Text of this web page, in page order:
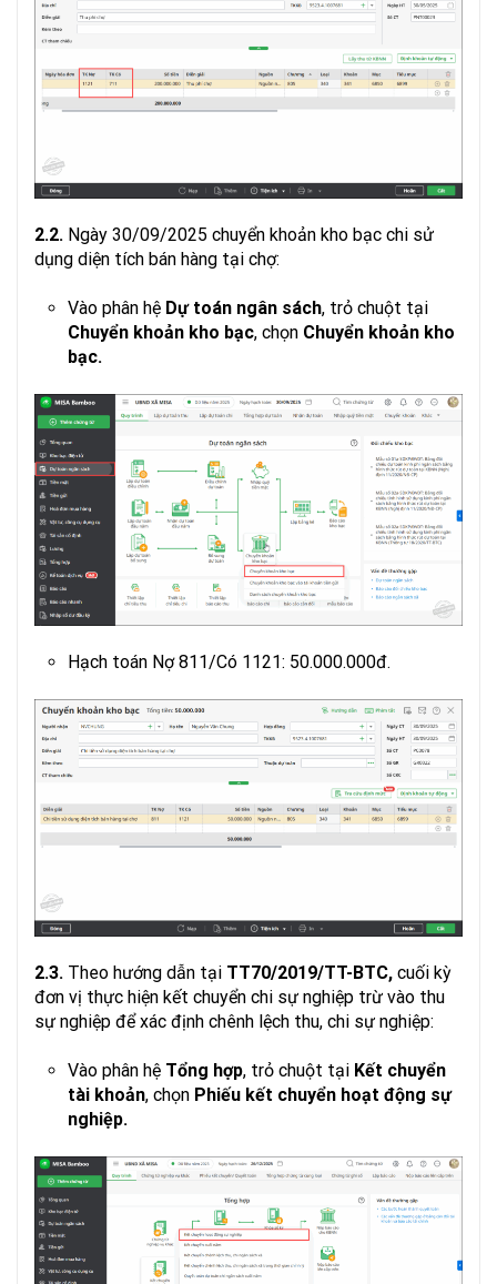
2.2. Ngày 30/09/2025 chuyển khoản kho bạc chi sử
dụng diện tích bán hàng tại chợ:
Vào phân hệ Dự toán ngân sách, trỏ chuột tại
Chuyển khoản kho bạc, chọn Chuyển khoản kho
bạc.
Hạch toán Nợ 811/Có 1121: 50.000.000đ.
2.3. Theo hướng dẫn tại TT70/2019/TT-BTC, cuối kỳ
đơn vị thực hiện kết chuyển chi sự nghiệp trừ vào thu
sự nghiệp để xác định chênh lệch thu, chi sự nghiệp:
Vào phân hệ Tổng hợp, trỏ chuột tại Kết chuyển
tài khoản, chọn Phiếu kết chuyển hoạt động sự
nghiệp.